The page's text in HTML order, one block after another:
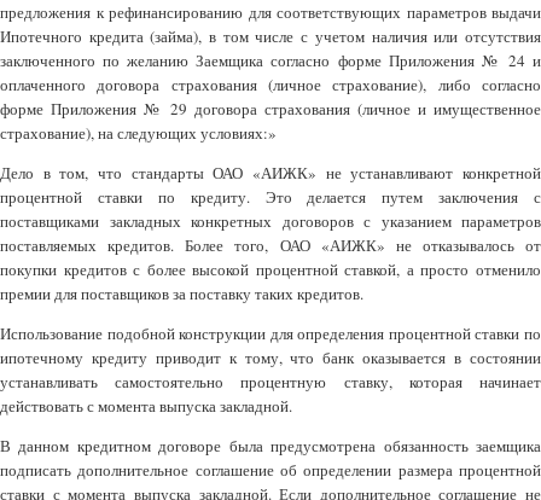
предложения к рефинансированию для соответствующих параметров выдачи
Ипотечного кредита (займа), в том числе с учетом наличия или отсутствия
заключенного по желанию Заемщика согласно форме Приложения № 24 и
оплаченного договора страхования (личное страхование), либо согласно
форме Приложения № 29 договора страхования (личное и имущественное
страхование), на следующих условиях:»
Дело в том, что стандарты ОАО «АИЖК» не устанавливают конкретной
процентной ставки по кредиту. Это делается путем заключения с
поставщиками закладных конкретных договоров с указанием параметров
поставляемых кредитов. Более того, ОАО «АИЖК» не отказывалось от
покупки кредитов с более высокой процентной ставкой, а просто отменило
премии для поставщиков за поставку таких кредитов.
Использование подобной конструкции для определения процентной ставки по
ипотечному кредиту приводит к тому, что банк оказывается в состоянии
устанавливать самостоятельно процентную ставку, которая начинает
действовать с момента выпуска закладной.
В данном кредитном договоре была предусмотрена обязанность заемщика
подписать дополнительное соглашение об определении размера процентной
ставки с момента выпуска закладной. Если дополнительное соглашение не